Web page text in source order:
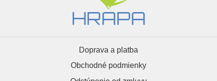
Doprava a platba
Obchodné podmienky